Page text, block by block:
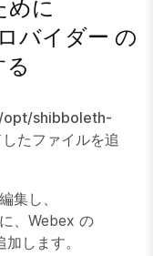
めに
バイダー の
/opt/shibboleth-
たファイルを追
集し、
、Webex の
します。